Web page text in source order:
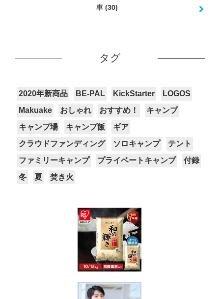
車 (30)
タグ
2020年新商品 BE-PAL KickStarter
LOGOS
Makuake
おしゃれ おすすめ！
キャンプ
キャンプ場
キャンプ飯
ギア
クラウドファンディング
ソロキャンプ
テント
ファミリーキャンプ
プライベートキャンプ
付録
冬
夏 焚き火